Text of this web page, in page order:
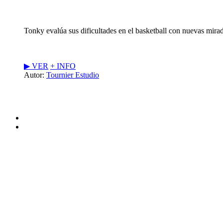
Tonky evalúa sus dificultades en el basketball con nuevas
▶︎ VER + INFO
Autor: Tournier Estudio